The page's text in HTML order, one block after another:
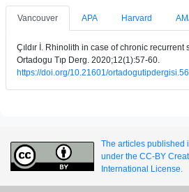
Vancouver APA Harvard
Çıldır İ. Rhinolith in case of chronic recurrent
Ortadogu Tıp Derg. 2020;12(1):57-60.
https://doi.org/10.21601/
The articles published
under the CC-BY
International License.